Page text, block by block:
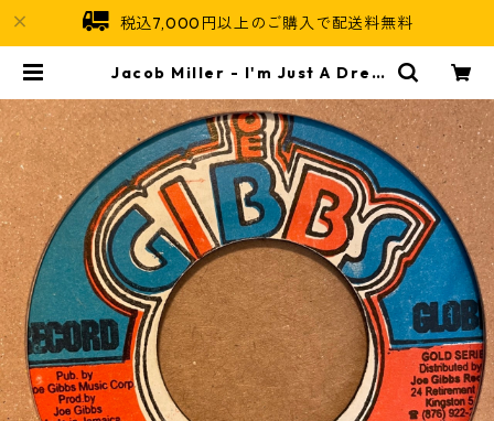
税込7,000円以上のご購入で配送料無料
Jacob Miller - I'm Just A Drea